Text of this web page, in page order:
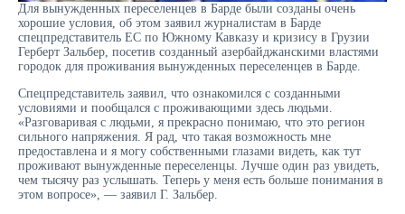
Для вынужденных переселенцев в Барде были созданы очень
хорошие условия, об этом заявил журналистам в Барде
спецпредставитель ЕС по Южному Кавказу и кризису в Грузии
Герберт Зальбер, посетив созданный азербайджанскими властями
городок для проживания вынужденных переселенцев в Барде.
Спецпредставитель заявил, что ознакомился с созданными
условиями и пообщался с проживающими здесь людьми.
«Разговаривая с людьми, я прекрасно понимаю, что это регион
сильного напряжения. Я рад, что такая возможность мне
предоставлена и я могу собственными глазами видеть, как тут
проживают вынужденные переселенцы. Лучше один раз увидеть,
чем тысячу раз услышать. Теперь у меня есть больше понимания в
этом вопросе», — заявил Г. Зальбер.